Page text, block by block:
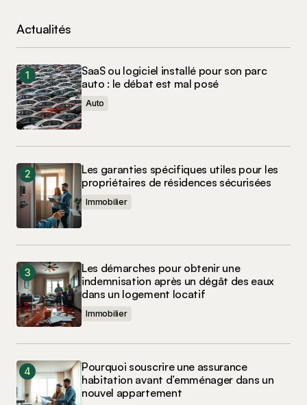
Actualités
SaaS ou logiciel installé pour son parc
auto : le débat est mal posé
Auto
Les garanties spécifiques utiles pour les
propriétaires de résidences sécurisées
Immobilier
Les démarches pour obtenir une
indemnisation après un dégât des eaux
dans un logement locatif
Immobilier
Pourquoi souscrire une assurance
habitation avant d’emménager dans un
nouvel appartement